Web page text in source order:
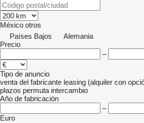
México otros
Países Bajos
Alemania
Precio
–
Tipo de anuncio
venta del fabricante leasing (alquiler con
plazos permuta intercambio
Año de fabricación
–
Euro